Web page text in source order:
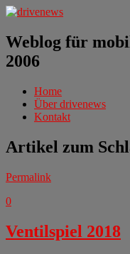
Weblog für
2006
Home
Über drivenews
Kontakt
Artikel zum
Permalink
0
Ventilspiel 2018